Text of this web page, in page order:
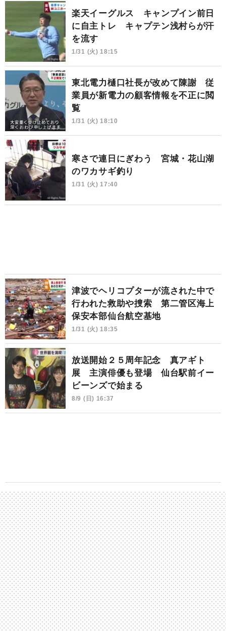
楽天イーグルス キャンプイン前日
に自主トレ キャプテン浅村らが汗
を流す
1/31 (火) 18:15
東北電力樋口社長が改めて陳謝 従
業員が新電力の顧客情報を不正に閲
覧
1/31 (火) 18:10
寒さで連日にぎわう 宮城・花山湖
のワカサギ釣り
1/31 (火) 17:40
津波でヘリコプターが流された中で
行われた救助や捜索 第二管区海上
保安本部仙台航空基地
1/31 (火) 18:35
放送開始２５周年記念 真アギト
展 主演俳優も登場 仙台駅前イー
ビーンズで始まる
8/9 (日) 16:37